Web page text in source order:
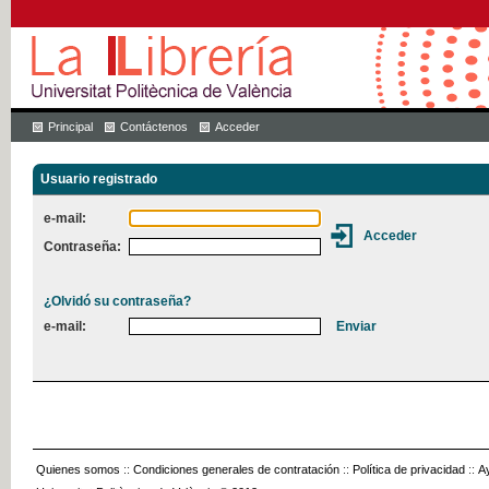
Principal Contáctenos Acceder
Usuario registrado
e-mail:
Contraseña:
¿Olvidó su contraseña?
e-mail:
Quienes somos :: Condiciones generales de contratación :: Política de privacidad ::